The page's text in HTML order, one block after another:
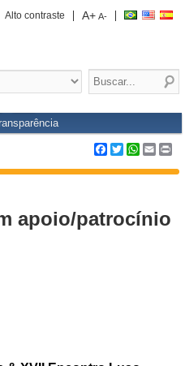
A+ A-
Alto contraste
Facebook
TwitterWhatsApp
Email
apoio/patrocínio